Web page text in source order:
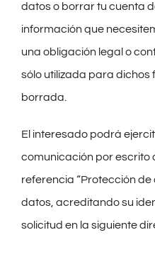
datos o borrar tu cuenta
información que
una obligación legal o
sólo utilizada para dichos
borrada.
El interesado podrá
comunicación por escrito
referencia “Protección
datos, acreditando su
solicitud en la siguiente